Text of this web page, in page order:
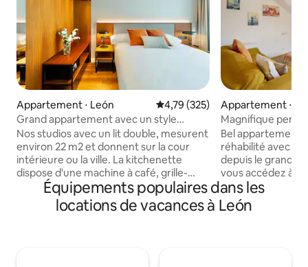
Appartement ⋅ León Évaluation moyenne sur la
4,79 (325)
Grand appartement avec un style
unique
Nos studios avec un lit double, mesurent
environ 22 m2 et donnent sur la cour
intérieure ou la ville. La kitchenette
dispose d'une machine à café, grille-
pain, micro-ondes avec barbecue,
réfrigérateur ou réfrigérateur, plaque
de cuisson et ustensiles de base. La salle
Appartement ⋅
Magnifique
côté de C/
Bel appartement
réhabilité avec
depuis le grand
vous accédez à
meublée pour
d'une vue
(et les tours de la
Équipements populaires dans les
locations de vacances à León